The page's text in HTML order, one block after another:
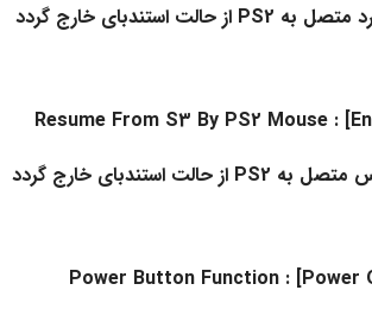
اینکه سیستم با کیبورد متصل به PS2 از حالت استندبای خارج گردد
اینکه سیستم با ماوس متصل به PS2 از حالت استندبای خارج گردد